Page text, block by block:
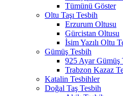
Tümünü Göster
Oltu Taşı Tesbih
Erzurum Oltusu
Gürcistan Oltusu
İsim Yazılı Oltu
Gümüş Tesbih
925 Ayar Gümüş
Trabzon Kazaz
Katalin Tesbihler
Doğal Taş Tesbih